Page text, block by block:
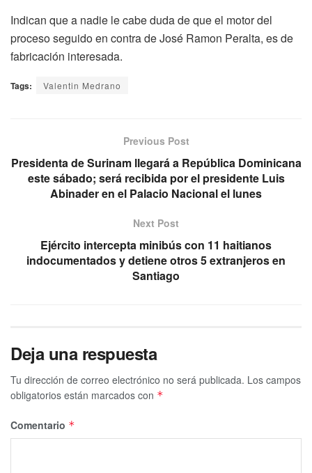
Indican que a nadie le cabe duda de que el motor del
proceso seguido en contra de José Ramon Peralta, es de
fabricación interesada.
Tags: Valentin Medrano
Previous Post
Presidenta de Surinam llegará a República Dominicana
este sábado; será recibida por el presidente Luis
Abinader en el Palacio Nacional el lunes
Next Post
Ejército intercepta minibús con 11 haitianos
indocumentados y detiene otros 5 extranjeros en
Santiago
Deja una respuesta
Tu dirección de correo electrónico no será publicada. Los campos
obligatorios están marcados con *
Comentario *